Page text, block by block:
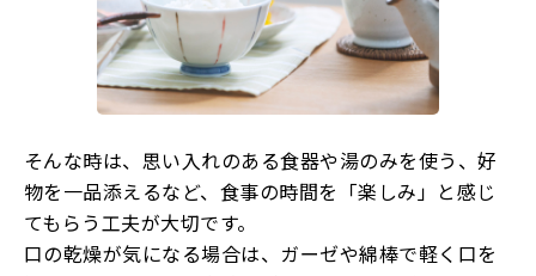
そんな時は、思い入れのある食器や湯のみを使う、好
物を一品添えるなど、食事の時間を「楽しみ」と感じ
てもらう工夫が大切です。
口の乾燥が気になる場合は、ガーゼや綿棒で軽く口を